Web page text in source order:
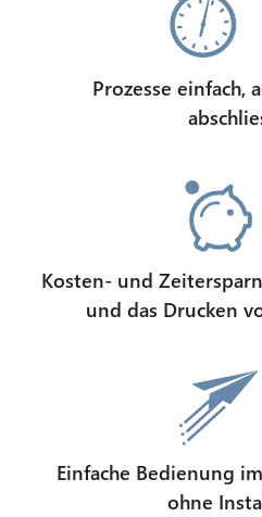
Prozesse einfach,
Kosten- und
und das Drucken
Einfache Bedienung
ohne